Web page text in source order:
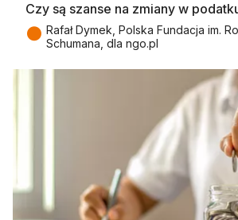
Czy są szanse na zmiany w
● Rafał Dymek, Polska Fundacja im.
Schumana, dla ngo.pl